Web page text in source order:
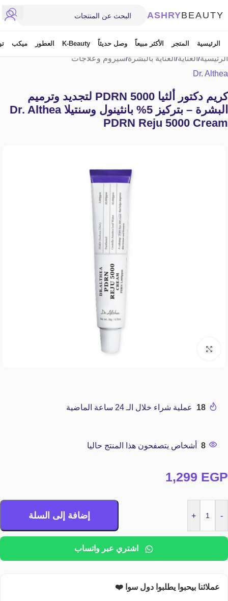
ASHRYBEAUTY
الرئيسية المتجر الأكثر مبيعاً وصل حديثاً K-Beauty العطور ميكب
الرئيسية/العناية/العناية بالبشرة/سيروم وعلاجات
Dr. Althea
كريم دكتور ألثيا PDRN 5000 لتجديد وترميم
البشرة – بتركيز 5% بانثينول وسنتيلا Dr. Althea
PDRN Reju 5000 Cream
18 عملية شراء خلال الـ 24 ساعة الماضية
8 أشخاص يتصفحون هذا المنتج حاليا
1,299 EGP
-
+ إضافة إلى السلة
اشتري عبر واتساب
عملائنا بيحبوا يطلبوا دول سوا ❤️